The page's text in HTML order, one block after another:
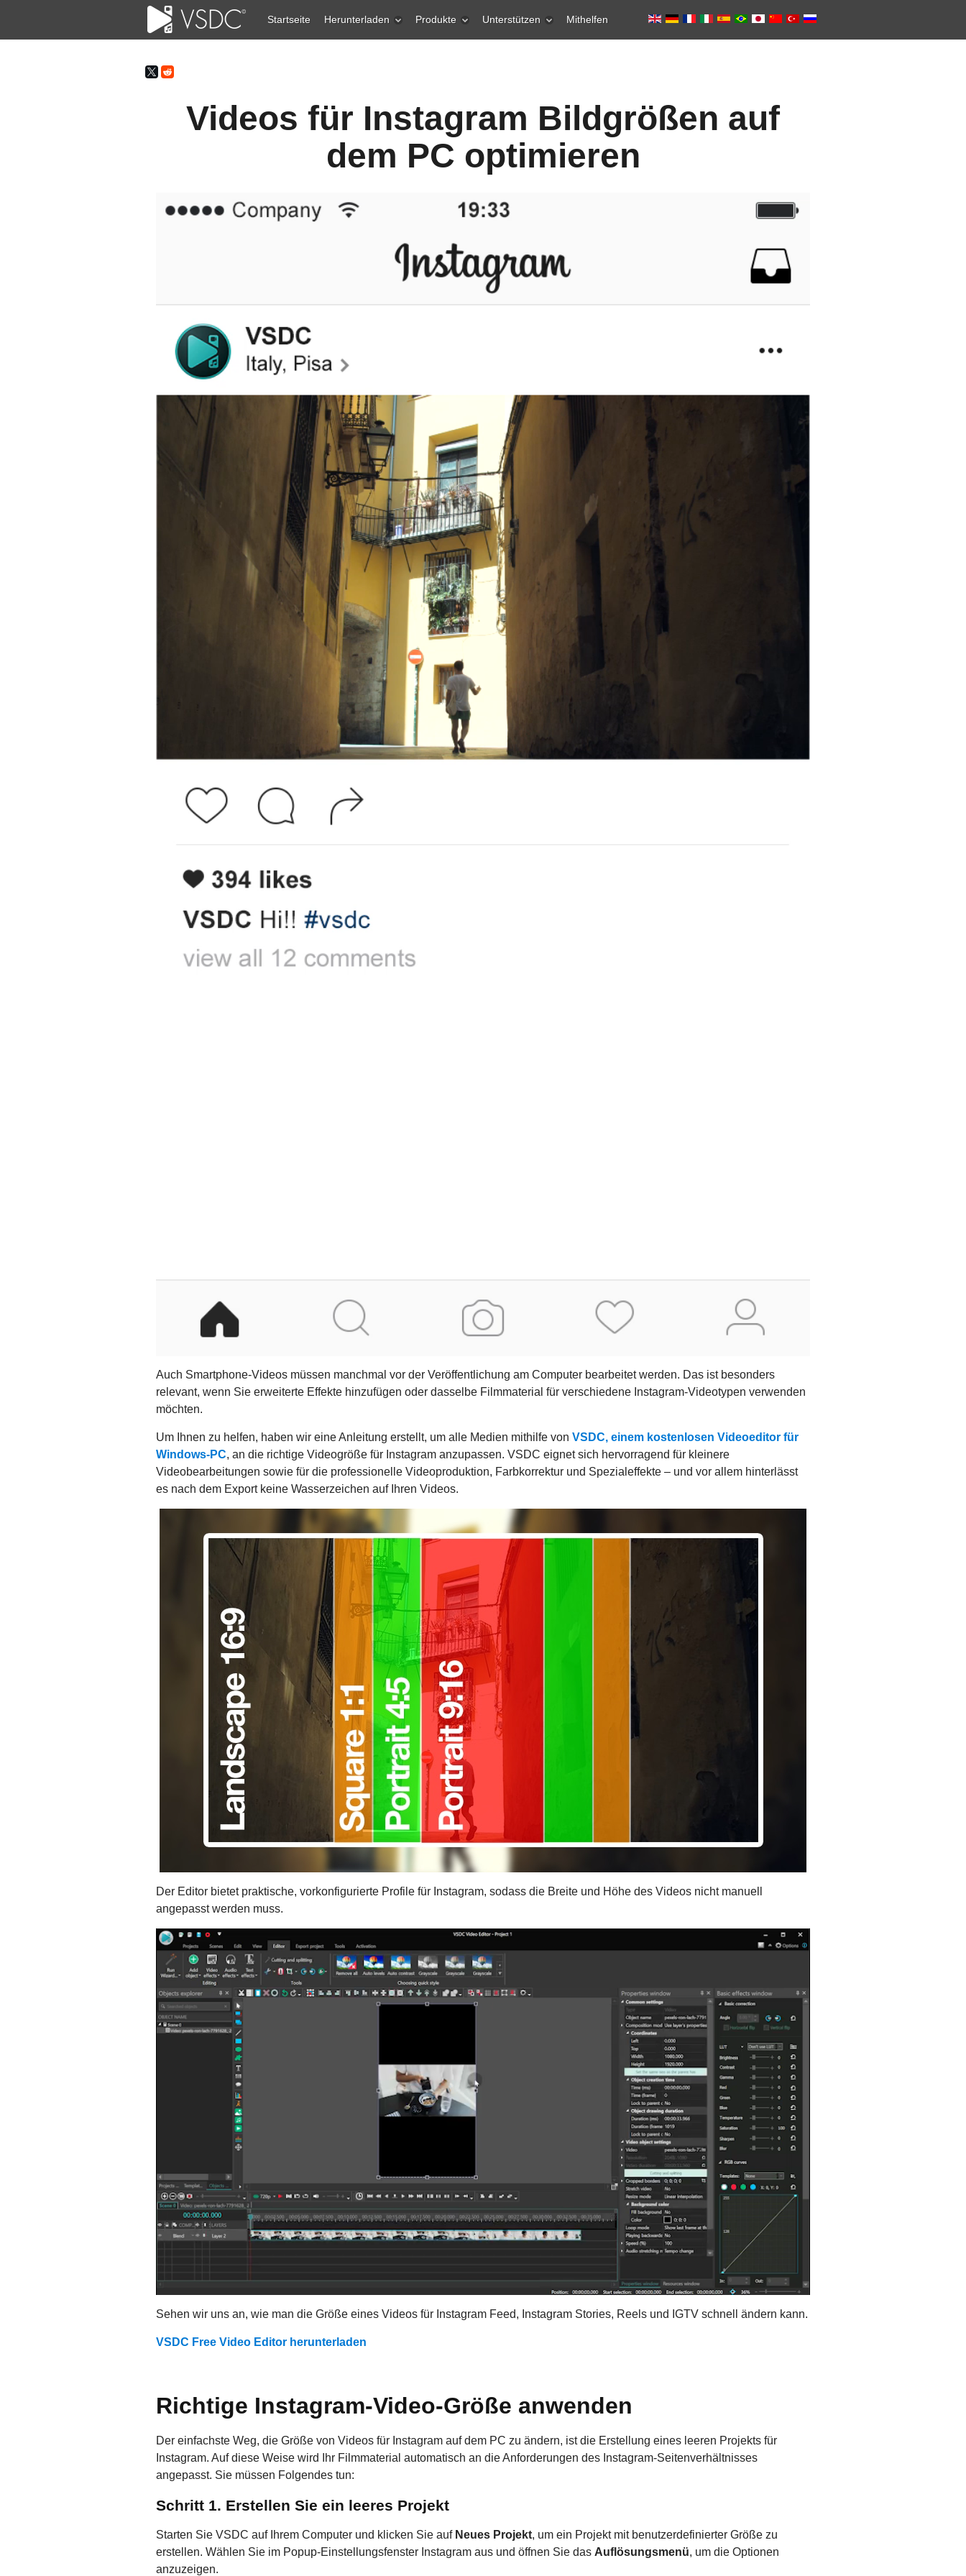
Startseite Herunterladen Produkte Unterstützen Mithelfen
Videos für Instagram Bildgrößen auf
dem PC optimieren
Auch Smartphone-Videos müssen manchmal vor der Veröffentlichung am Computer bearbeitet werden. Das ist besonders
relevant, wenn Sie erweiterte Effekte hinzufügen oder dasselbe Filmmaterial für verschiedene Instagram-Videotypen verwenden
möchten.
Um Ihnen zu helfen, haben wir eine Anleitung erstellt, um alle Medien mithilfe von VSDC, einem kostenlosen Videoeditor für
Windows-PC, an die richtige Videogröße für Instagram anzupassen. VSDC eignet sich hervorragend für kleinere
Videobearbeitungen sowie für die professionelle Videoproduktion, Farbkorrektur und Spezialeffekte – und vor allem hinterlässt
es nach dem Export keine Wasserzeichen auf Ihren Videos.
Der Editor bietet praktische, vorkonfigurierte Profile für Instagram, sodass die Breite und Höhe des Videos nicht manuell
angepasst werden muss.
Sehen wir uns an, wie man die Größe eines Videos für Instagram Feed, Instagram Stories, Reels und IGTV schnell ändern kann.
VSDC Free Video Editor herunterladen
Richtige Instagram-Video-Größe anwenden
Der einfachste Weg, die Größe von Videos für Instagram auf dem PC zu ändern, ist die Erstellung eines leeren Projekts für
Instagram. Auf diese Weise wird Ihr Filmmaterial automatisch an die Anforderungen des Instagram-Seitenverhältnisses
angepasst. Sie müssen Folgendes tun:
Schritt 1. Erstellen Sie ein leeres Projekt
Starten Sie VSDC auf Ihrem Computer und klicken Sie auf Neues Projekt, um ein Projekt mit benutzerdefinierter Größe zu
erstellen. Wählen Sie im Popup-Einstellungsfenster Instagram aus und öffnen Sie das Auflösungsmenü, um die Optionen
anzuzeigen.